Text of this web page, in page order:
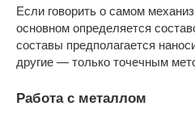
Если говорить о самом
основном определяется
составы предполагается
другие — только точечным
Работа с металлом